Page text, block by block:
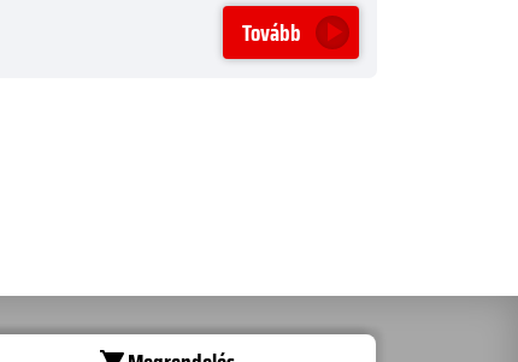
Tovább